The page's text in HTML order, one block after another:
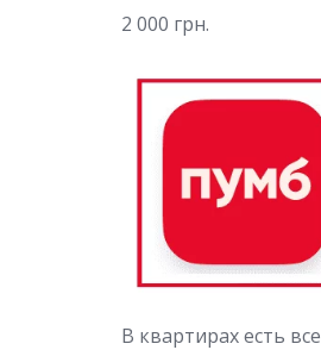
2 000 грн.
В квартирах есть